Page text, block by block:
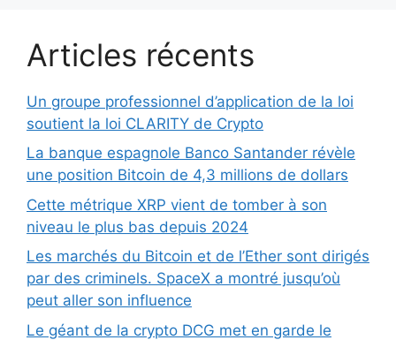
Articles récents
Un groupe professionnel d’application de la loi
soutient la loi CLARITY de Crypto
La banque espagnole Banco Santander révèle
une position Bitcoin de 4,3 millions de dollars
Cette métrique XRP vient de tomber à son
niveau le plus bas depuis 2024
Les marchés du Bitcoin et de l’Ether sont dirigés
par des criminels. SpaceX a montré jusqu’où
peut aller son influence
Le géant de la crypto DCG met en garde le